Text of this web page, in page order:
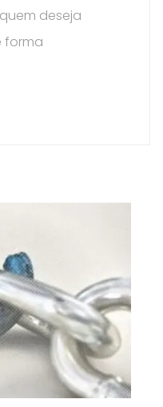
deseja
forma